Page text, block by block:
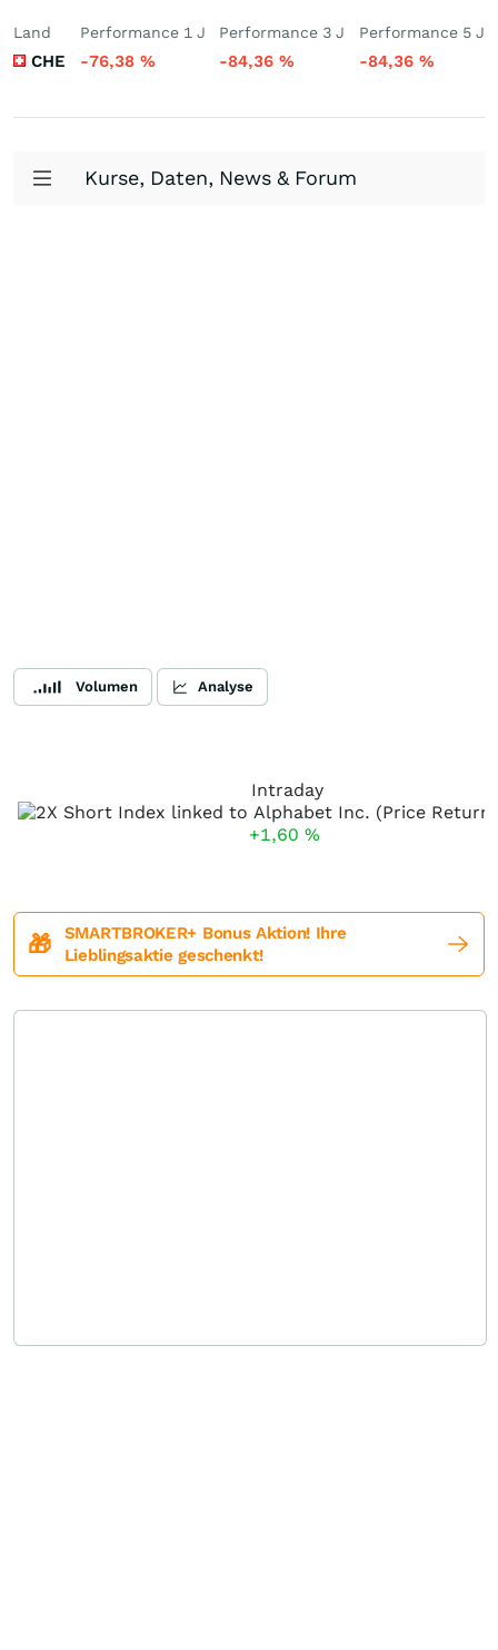
Land
CHE
Performance 1 J
-76,38 %
Performance 3 J
-84,36%
Performance 5 J
-84,36 %
Kurse, Daten, News & Forum
Volumen Analyse
Intraday
+1,60 %
🎁
SMARTBROKER+ Bonus Aktion! Ihre
Lieblingsaktie geschenkt!